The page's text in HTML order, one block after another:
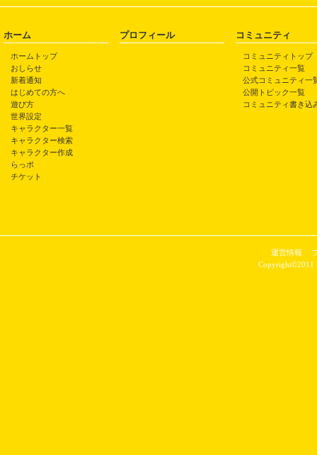
ホーム
ホームトップ
おしらせ
新着通知
はじめての方へ
遊び方
世界設定
キャラクター一覧
キャラクター検索
キャラクター作成
らっポ
チケット
プロフィール コミュニティ
コミュニティトップ
コミュニティ一覧
公式コミュニティ一
公開トピック一覧
コミュニティ書き込
運営情報
Copyright©2011